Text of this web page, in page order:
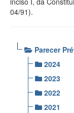
04/91).
Parecer
2024
2023
2022
2021